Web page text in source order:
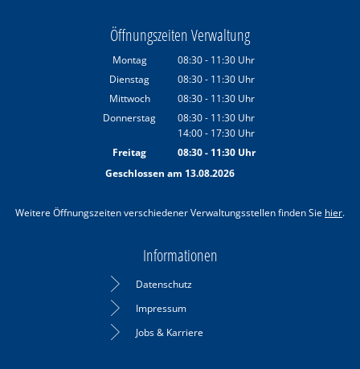
Öffnungszeiten Verwaltung
Montag 08:30- 11:30 Uhr
Von 08:30 bis 11:30 Uhr
Dienstag 08:30- 11:30 Uhr
Von 08:30 bis 11:30 Uhr
Mittwoch 08:30- 11:30 Uhr
Von 08:30 bis 11:30 Uhr
Donnerstag 08:30- 11:30 Uhr
Von 08:30 bis 11:30 Uhr
14:00- 17:30 Uhr
Von 14:00 bis 17:30 Uhr
Freitag 08:30- 11:30Uhr
Von 08:30 bis 11:30 Uhr
Geschlossen am 13.08.2026
Weitere Öffnungszeiten verschiedener Verwaltungsstellen finden Sie hier.
Informationen
Datenschutz
Impressum
Jobs & Karriere